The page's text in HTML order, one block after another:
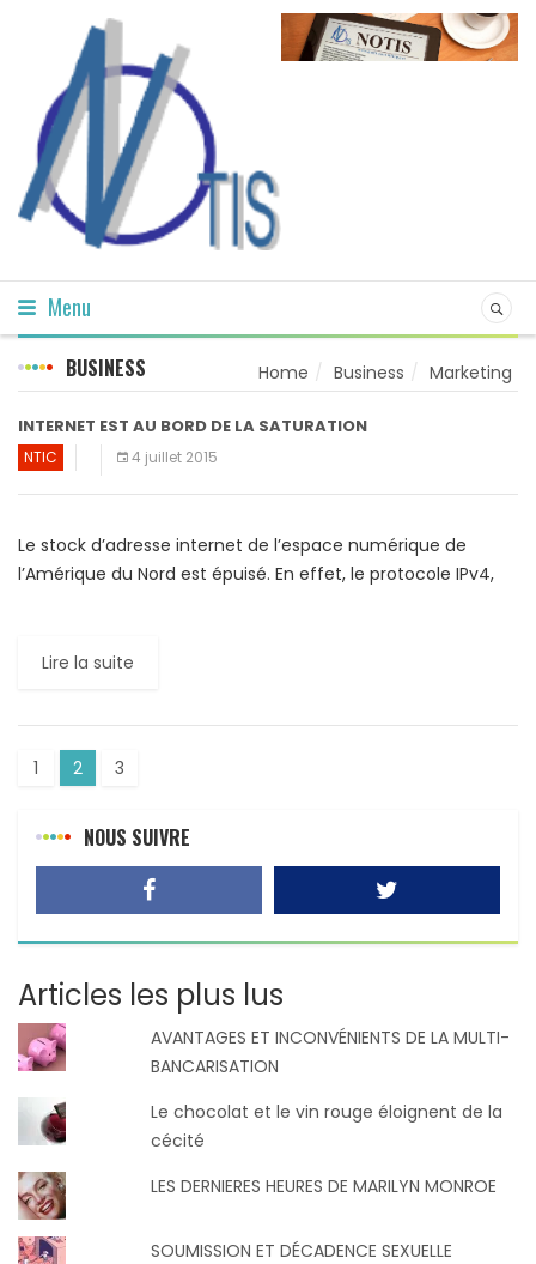
Menu
BUSINESS Home Business Marketing
INTERNET EST AU BORD DE LA SATURATION
NTIC 4 juillet 2015
Le stock d’adresse internet de l’espace numérique de
l’Amérique du Nord est épuisé. En effet, le protocole IPv4,
Lire la suite
1 2 3
NOUS SUIVRE
Articles les plus lus
AVANTAGES ET INCONVÉNIENTS DE LA MULTI-
BANCARISATION
Le chocolat et le vin rouge éloignent de la
cécité
LES DERNIERES HEURES DE MARILYN MONROE
SOUMISSION ET DÉCADENCE SEXUELLE